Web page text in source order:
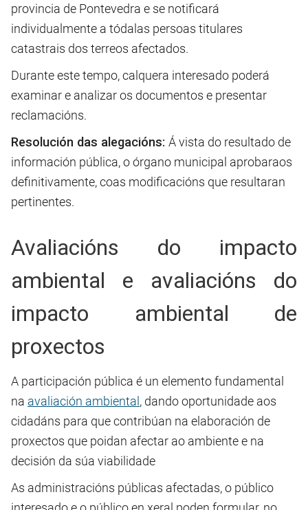
provincia de Pontevedra e se notificará
individualmente a tódalas persoas titulares
catastrais dos terreos afectados.
Durante este tempo, calquera interesado poderá
examinar e analizar os documentos e presentar
reclamacións.
Resolución das alegacións: Á vista do resultado de
información pública, o órgano municipal aprobaraos
definitivamente, coas modificacións que resultaran
pertinentes.
Avaliacións do impacto
ambiental e avaliacións do
impacto ambiental de
proxectos
A participación pública é un elemento fundamental
na avaliación ambiental, dando oportunidade aos
cidadáns para que contribúan na elaboración de
proxectos que poidan afectar ao ambiente e na
decisión da súa viabilidade
As administracións públicas afectadas, o público